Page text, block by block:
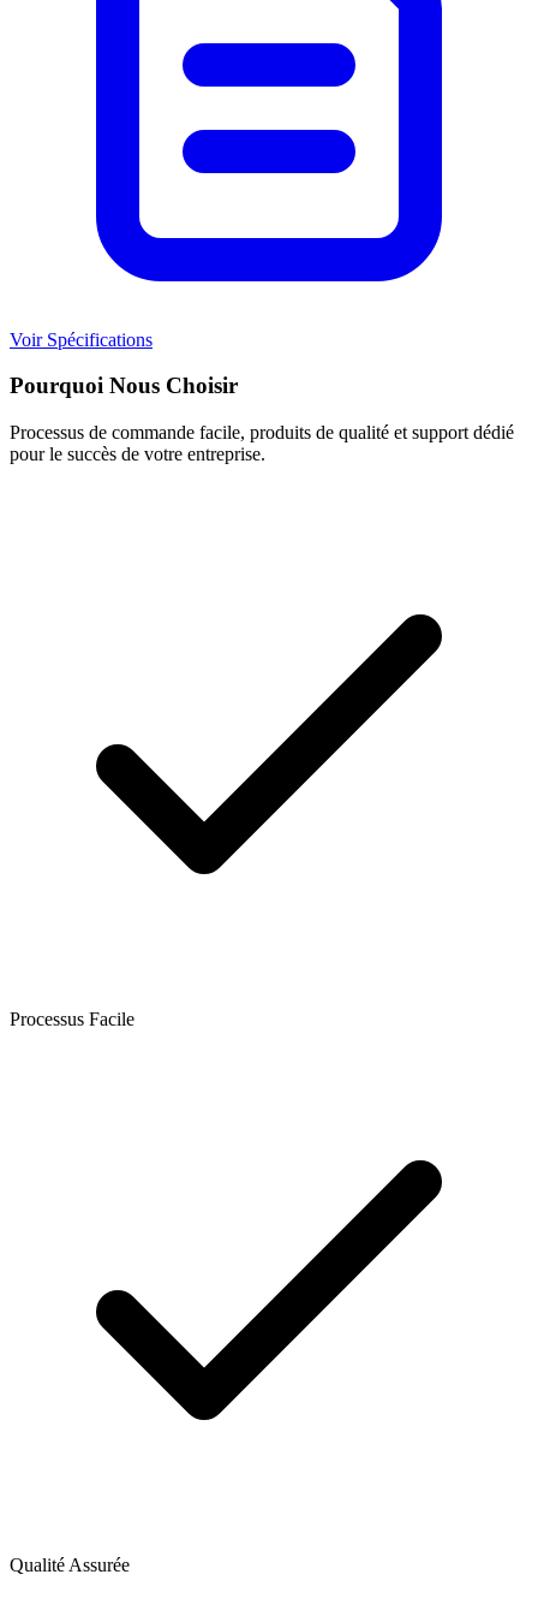
Voir Spécifications
Pourquoi Nous Choisir
Processus de commande facile, produits de qualité et support dédié
pour le succès de votre entreprise.
Processus Facile
Qualité Assurée